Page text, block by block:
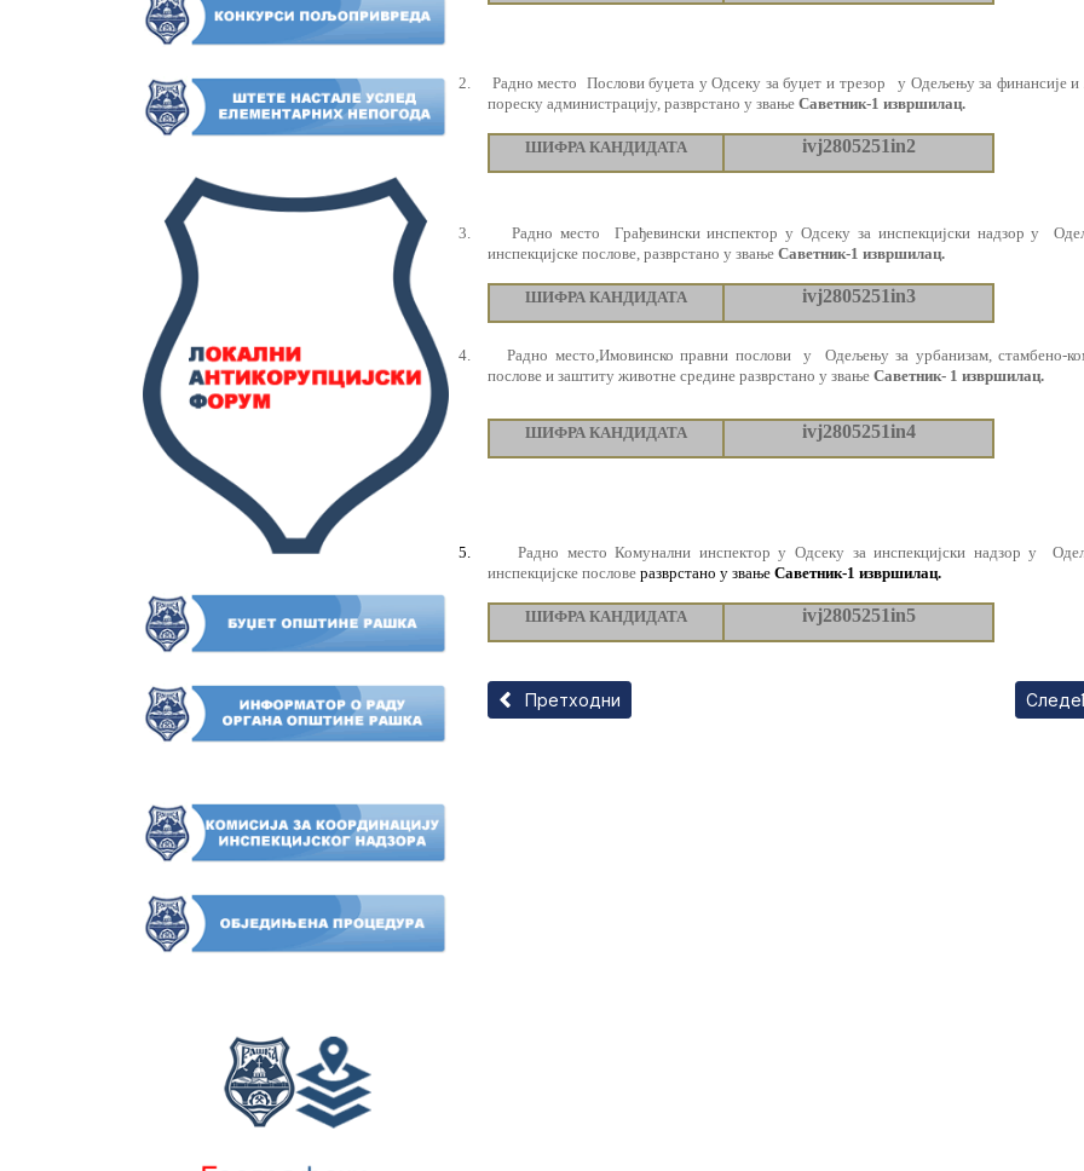
2. Радно место Послови буџета у Одсеку за буџет и трезор
у Одељењу за финансије и
пореску администрацију, разврстано у звање Саветник-1 извршилац.
ШИФРА КАНДИДАТА ivj2805251in2
3. Радно место Грађевински инспектор у Одсеку за инспекцијски надзор у
инспекцијске послове, разврстано у звање Саветник-1 извршилац.
ШИФРА КАНДИДАТА ivj2805251in3
4. Радно место,Имовинско правни послови у Одељењуза урбанизам, стамбено-
послове и заштиту животне средине разврстано у звање Саветник- 1 извршилац.
ШИФРА КАНДИДАТА ivj2805251in4
5. Радно место Комунални инспектор у Одсеку за инспекцијски надзор у
инспекцијске послове разврстано у звање Саветник-1 извршилац.
ШИФРА КАНДИДАТА ivj2805251in5
Претходни чланак: ЈАВНИ ОГЛАС О ОТУЂЕЊУ ГРАЂЕВИНСКОГ
Претходни